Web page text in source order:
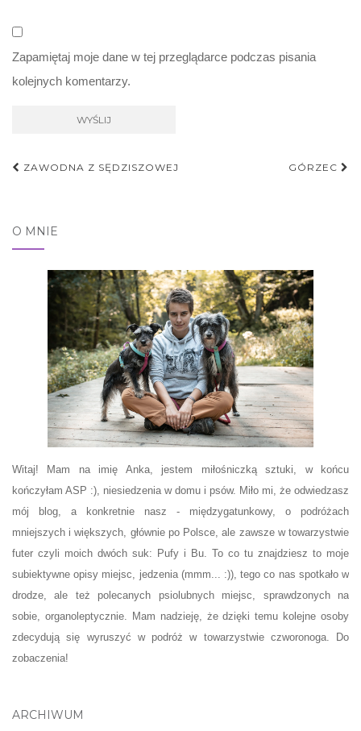
Zapamiętaj moje dane w tej przeglądarce podczas pisania
kolejnych komentarzy.
Nawigacja
ZAWODNA Z SĘDZISZOWEJ GÓRZEC
O MNIE
Witaj! Mam na imię Anka, jestem miłośniczką sztuki, w końcu
kończyłam ASP :), niesiedzenia w domu i psów. Miło mi, że odwiedzasz
mój blog, a konkretnie nasz - międzygatunkowy, o podróżach
mniejszych i większych, głównie po Polsce, ale zawsze w towarzystwie
futer czyli moich dwóch suk: Pufy i Bu. To co tu znajdziesz to moje
subiektywne opisy miejsc, jedzenia (mmm... :)), tego co nas spotkało w
drodze, ale też polecanych psiolubnych miejsc, sprawdzonych na
sobie, organoleptycznie. Mam nadzieję, że dzięki temu kolejne osoby
zdecydują się wyruszyć w podróż w towarzystwie czworonoga. Do
zobaczenia!
ARCHIWUM